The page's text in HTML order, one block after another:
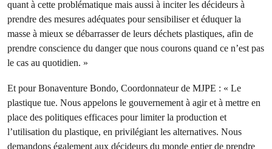
quant à cette problématique mais aussi à inciter les décideurs à
prendre des mesures adéquates pour sensibiliser et éduquer la
masse à mieux se débarrasser de leurs déchets plastiques, afin de
prendre conscience du danger que nous courons quand ce n’est pas
le cas au quotidien. »
Et pour Bonaventure Bondo, Coordonnateur de MJPE : « Le
plastique tue. Nous appelons le gouvernement à agir et à mettre en
place des politiques efficaces pour limiter la production et
l’utilisation du plastique, en privilégiant les alternatives. Nous
demandons également aux décideurs du monde entier de prendre